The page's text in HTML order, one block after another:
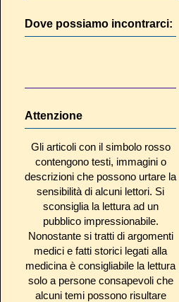
Dove possiamo incontrarci:
Attenzione
Gli articoli con il simbolo rosso
contengono testi, immagini o
descrizioni che possono urtare la
sensibilità di alcuni lettori. Si
sconsiglia la lettura ad un
pubblico impressionabile.
Nonostante si tratti di argomenti
medici e fatti storici legati alla
medicina è consigliabile la lettura
solo a persone consapevoli che
alcuni temi possono risultare